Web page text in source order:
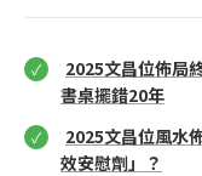
2025文昌位佈局
書桌擺錯20年
2025文昌位風水
效安慰劑」？